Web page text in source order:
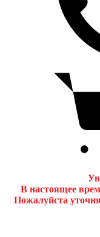
В настоящее
Пожалуйста